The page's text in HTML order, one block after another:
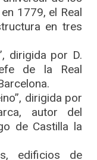
1779, el Real
en tres
dirigida por D.
de la Real
dirigida por
autor del
de Castilla la
edificios de